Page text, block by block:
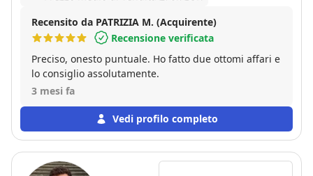
Recensito da PATRIZIA M. (Acquirente)
Recensione verificata
Preciso, onesto puntuale. Ho fatto due ottomi affari e
lo consiglio assolutamente.
3 mesi fa
Vedi profilo completo